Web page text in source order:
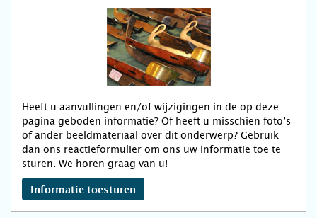
Heeft u aanvullingen en/of wijzigingen in de op deze
pagina geboden informatie? Of heeft u misschien foto’s
of ander beeldmateriaal over dit onderwerp? Gebruik
dan ons reactieformulier om ons uw informatie toe te
sturen. We horen graag van u!
Informatie toesturen